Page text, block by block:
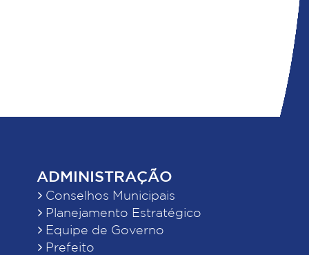
ADMINISTRAÇÃO
Conselhos Municipais
Planejamento Estratégico
Equipe de Governo
Prefeito